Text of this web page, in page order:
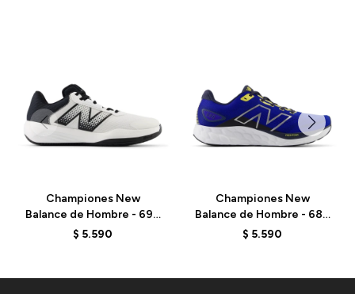
Championes New
Balance de Hombre - 696
V6 - MCH696W6 - ELD
$ 5.590
Championes New
Balance de Hombre - 680
V8 - M680RB8 - ELD
$ 5.590